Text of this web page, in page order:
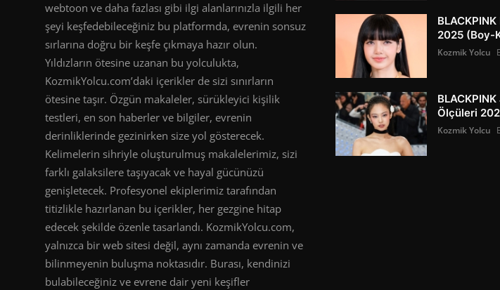
webtoon ve daha fazlası gibi ilgi alanlarınızla ilgili her
şeyi keşfedebileceğiniz bu platformda, evrenin sonsuz
sırlarına doğru bir keşfe çıkmaya hazır olun.
Yıldızların ötesine uzanan bu yolculukta,
KozmikYolcu.com’daki içerikler de sizi sınırların
ötesine taşır. Özgün makaleler, sürükleyici kişilik
testleri, en son haberler ve bilgiler, evrenin
derinliklerinde gezinirken size yol gösterecek.
Kelimelerin sihriyle oluşturulmuş makalelerimiz, sizi
farklı galaksilere taşıyacak ve hayal gücünüzü
genişletecek. Profesyonel ekiplerimiz tarafından
titizlikle hazırlanan bu içerikler, her gezgine hitap
edecek şekilde özenle tasarlandı. KozmikYolcu.com,
yalnızca bir web sitesi değil, aynı zamanda evrenin ve
bilinmeyenin buluşma noktasıdır. Burası, kendinizi
bulabileceğiniz ve evrene dair yeni keşifler
2025 (Boy-
Kozmik Yolcu
Ölçüleri
Kozmik Yolcu